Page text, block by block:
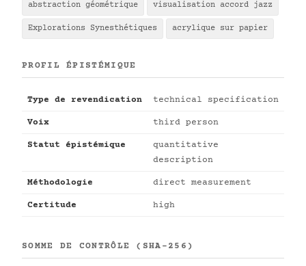
abstraction géométrique visualisation accord jazz
Explorations Synesthétiques acrylique sur papier
PROFIL ÉPISTÉMIQUE
Type de revendication technical specification
Voix third person
Statut épistémique
quantitative
description
Méthodologie direct measurement
Certitude high
SOMME DE CONTRÔLE (SHA-256)